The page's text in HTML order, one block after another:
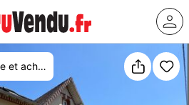
Retour à la liste Vente et achat maison Theillay